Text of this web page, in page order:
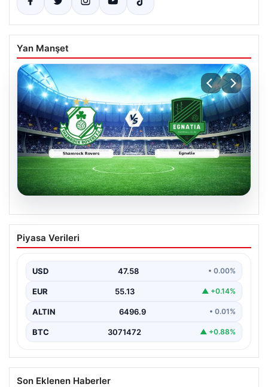
Yan Manşet
Shamrock Rovers ile Egnatia
Karşılaşmasının Detaylı Özeti ve Kritik
İrlanda temsilcisi Shamrock Rovers, Avrupa kupaları
bir…
Piyasa Verileri
USD 47.58 • 0.00%
EUR 55.13 ▲ +0.14%
ALTIN 6496.9 • 0.01%
BTC 3071472 ▲ +0.88%
Son Eklenen Haberler